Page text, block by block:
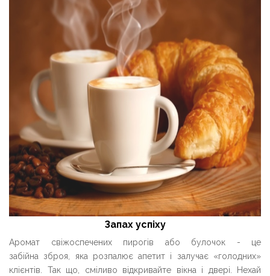
Запах успіху
Аромат свіжоспечених пирогів або булочок - це
забійна зброя, яка розпалює апетит і залучає «голодних»
клієнтів. Так що, сміливо відкривайте вікна і двері. Нехай